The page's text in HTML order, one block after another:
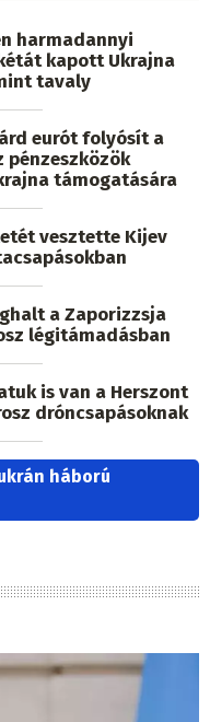
harmadannyi
kapott Ukrajna
tavaly
eurót folyósít a
támogatására
vesztette Kijev
a Zaporizzsja
légitámadásban
is van a Herszont
dróncsapásoknak
háború